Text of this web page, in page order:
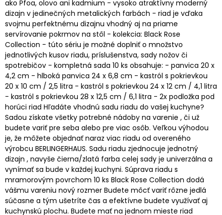
ako Pfoa, olovo ani kadmium - vysoko atraktívny moderný
dizajn v jedinečných metalických farbách - riad je vďaka
svojmu perfektnému dizajnu vhodný aj na priame
servírovanie pokrmov na stôl - kolekcia: Black Rose
Collection - túto sériu je možné doplniť o množstvo
jednotlivých kusov riadu, príslušenstva, sady nožov či
spotrebičov - kompletná sada 10 ks obsahuje: - panvica 20 x
4,2 cm - hlboká panvica 24 x 6,8 cm - kastról s pokrievkou
20 x 10 cm / 2,5 litra - kastról s pokrievkou 24 x 12 cm / 4,1 litra
- kastról s pokrievkou 28 x 12,5 cm / 6,1 litra - 2x podložka pod
horúci riad Hľadáte vhodnú sadu riadu do vašej kuchyne?
Sadou získate všetky potrebné nádoby na varenie , či už
budete variť pre seba alebo pre viac osôb. Veľkou výhodou
je, že môžete objednať naraz viac riadu od overeného
výrobcu BERLINGERHAUS. Sadu riadu zjednocuje jednotný
dizajn , navyše čierna/zlatá farba celej sady je univerzálna a
vynímať sa bude v každej kuchyni. Súprava riadu s
mramorovým povrchom 10 ks Black Rose Collection dodá
vášmu vareniu nový rozmer Budete môcť variť rôzne jedlá
súčasne a tým ušetríte čas a efektívne budete využívať aj
kuchynskú plochu. Budete mať na jednom mieste riad